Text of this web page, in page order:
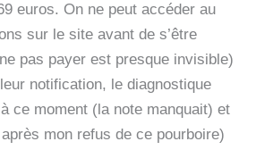
euros. On ne peut accéder au
sur le site avant de s’être
pas payer est presque invisible)
notification, le diagnostique
ce moment (la note manquait) et
mon refus de ce pourboire)